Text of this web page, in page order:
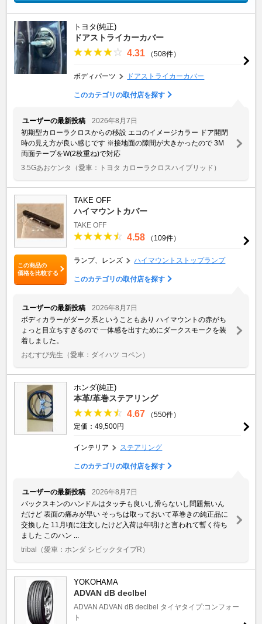
トヨタ(純正)
ドアストライカーカバー
4.31 （508件）
ボディパーツ ドアストライカーカバー
このカテゴリの取付店を探す
ユーザーの最新投稿
2026年8月7日
初期型カローラクロスからの移設 エコのイメージカラー ドア開閉
時の見え方が良い感じです ※接地面の隙間が大きかったので 3M
両面テープをW(2枚重ね)で対応
3.5Gあおケンタ
（愛車：トヨタ カローラクロスハイブリッド）
この商品の
価格を比較する
TAKE OFF
ハイマウントカバー
TAKE OFF
4.58 （109件）
ランプ、レンズ ハイマウントストップランプ
このカテゴリの取付店を探す
ユーザーの最新投稿
2026年8月7日
ボディカラーがダーク系ということもあり ハイマウントの赤がち
ょっと目立ちすぎるので 一体感を出すためにダークスモークを装
着しました。
おむすび先生 （愛車：ダイハツ コペン）
ホンダ(純正)
本革/革巻ステアリング
4.67
（550件）
定価：49,500円
インテリア ステアリング
このカテゴリの取付店を探す
ユーザーの最新投稿
2026年8月7日
バックスキンのハンドルはタッチも良いし滑らないし問題無いん
だけど 表面の痛みが早い そっちは取っておいて革巻きの純正品に
交換した 11月頃に注文したけど入荷は年明けと言われて暫く待ち
ました このハン ...
tribal （愛車：ホンダ シビックタイプR）
YOKOHAMA
ADVAN dB declbel
ADVAN ADVAN dB declbel タイヤタイプ:コンフォー
ト